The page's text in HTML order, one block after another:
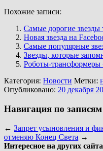
Похожие записи:
Самые дорогие звезды
Новая звезда на
Самые популярные
Звезды, которые
Роботы-трансформеры
Категория: Новости Метки:
Опубликовано: 20 декабря
Навигация по записям
← Запрет усыновления и
отменяю Конец Света →
Интересное на других